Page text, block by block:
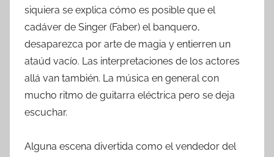
siquiera se explica cómo es posible que el
cadáver de Singer (Faber) el banquero,
desaparezca por arte de magia y entierren un
ataúd vacío. Las interpretaciones de los actores
allá van también. La música en general con
mucho ritmo de guitarra eléctrica pero se deja
escuchar.
Alguna escena divertida como el vendedor del